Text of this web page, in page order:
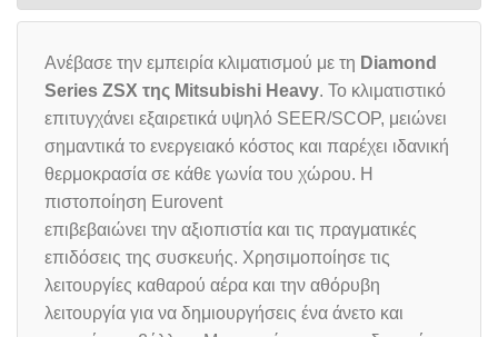
Ανέβασε την εμπειρία κλιματισμού με τη Diamond
Series ZSX της Mitsubishi Heavy. Το κλιματιστικό
επιτυγχάνει εξαιρετικά υψηλό SEER/SCOP, μειώνει
σημαντικά το ενεργειακό κόστος και παρέχει ιδανική
θερμοκρασία σε κάθε γωνία του χώρου. Η
πιστοποίηση Eurovent
επιβεβαιώνει την αξιοπιστία και τις πραγματικές
επιδόσεις της συσκευής. Χρησιμοποίησε τις
λειτουργίες καθαρού αέρα και την αθόρυβη
λειτουργία για να δημιουργήσεις ένα άνετο και